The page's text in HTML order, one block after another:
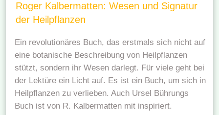
Roger Kalbermatten: Wesen und Signatur
der Heilpflanzen
Ein revolutionäres Buch, das erstmals sich nicht auf
eine botanische Beschreibung von Heilpflanzen
stützt, sondern ihr Wesen darlegt. Für viele geht bei
der Lektüre ein Licht auf. Es ist ein Buch, um sich in
Heilpflanzen zu verlieben. Auch Ursel Bührungs
Buch ist von R. Kalbermatten mit inspiriert.